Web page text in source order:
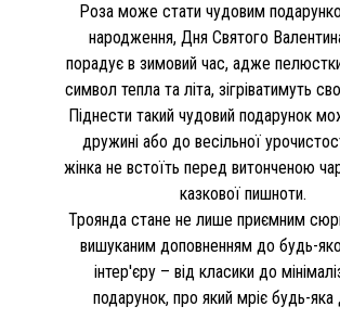
Роза може стати чудовим
народження, Дня Святого
порадує в зимовий час, адже
символ тепла та літа, зігріватимуть
Піднести такий чудовий подарунок
дружині або до весільної
жінка не встоїть перед витонченою
казкової пишноти.
Троянда стане не лише приємним
вишуканим доповненням до будь-
інтер'єру – від класики до
подарунок, про який мріє будь-яка